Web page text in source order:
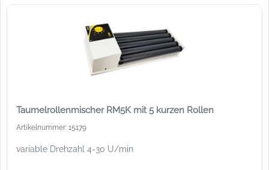
Taumelrollenmischer RM5K mit 5 kurzen Rollen
Artikelnummer: 15179
variable Drehzahl 4-30 U/min